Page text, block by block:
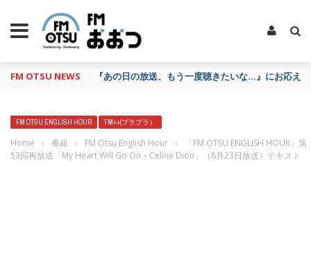
FM OTSU NEWS 『あの日の放送、もう一度聴きたいな…』にお応え
FM OTSU ENGLISH HOUR FM++(プラプラ）
Home › 番組 › FM Otsu English Hour ›
「FM OTSU ENGLISH HOUR」第
53回再放送「My Heart Will Go On – Celine Dion」（8月23日放送）テキスト